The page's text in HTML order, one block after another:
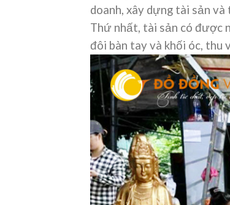
doanh, xây dựng tài sản
Thứ nhất, tài sản có được
đôi bàn tay và khối óc, thu